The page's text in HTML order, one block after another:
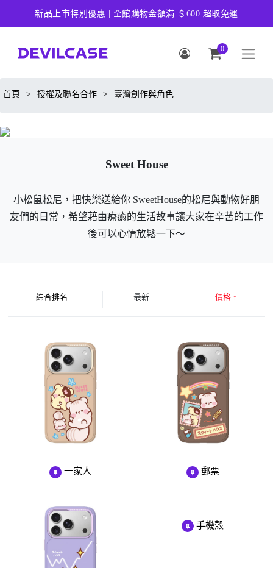
新品上市特別優惠 | 全館購物金額滿 ＄600 超取免運
0
首頁 > 授權及聯名合作 > 臺灣創作與角色
Sweet House
小松鼠松尼，把快樂送給你 SweetHouse的松尼與動物好朋
友們的日常，希望藉由療癒的生活故事讓大家在辛苦的工作
後可以心情放鬆一下～
綜合排名 最新 價格 ↑
一家人 郵票
手機殼